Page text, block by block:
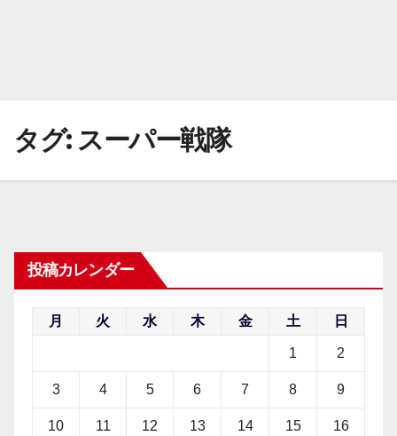
タグ: スーパー戦隊
投稿カレンダー
月 火 水 木 金 土 日
1 2
3 4 5 6 7 8 9
10 11 12 13 14 15 16